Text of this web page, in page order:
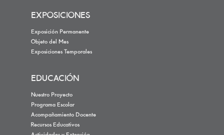
EXPOSICIONES
Exposición Permanente
Objeto del Mes
Exposiciones Temporales
EDUCACIÓN
Nuestro Proyecto
Programa Escolar
Acompañamiento Docente
Recursos Educativos